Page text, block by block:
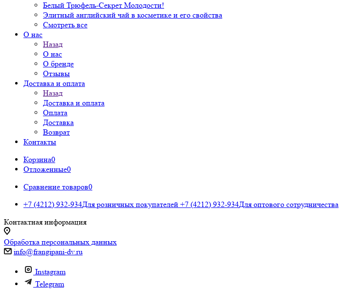
Белый Трюфель-Секрет Молодости!
Элитный английский чай в косметике и его свойства
Смотреть все
О нас
Назад
О нас
О бренде
Отзывы
Доставка и оплата
Назад
Доставка и оплата
Оплата
Доставка
Возврат
Контакты
Корзина0
Отложенные0
Сравнение товаров0
+7 (4212) 932-934Для розничных покупателей +7 (4212) 932-934Для оптового сотрудничества
Контактная информация
Обработка персональных данных
info@frangipani-dv.ru
Instagram
Telegram